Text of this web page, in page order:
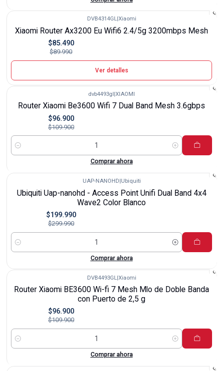
Agotado
DVB4314GL| Xiaomi
Xiaomi Router Ax3200 Eu Wifi6 2.4/5g 3200mbps Mesh
$85.490
$89.990
Ver detalles
dvb4493gl|XIAOMI
Router Xiaomi Be3600 Wifi 7 Dual Band Mesh 3.6gbps
$96.900
$109.900
Cantidad
Comprar ahora
UAP-NANOHD Ubiquiti
Ubiquiti Uap-nanohd - Access Point Unifi Dual Band 4x4
Wave2 Color Blanco
$199.990
$299.990
Cantidad
Comprar ahora
DVB4493GL |Xiaomi
Router Xiaomi BE3600 Wi-fi 7 Mesh Mlo de Doble Banda
con Puerto de 2,5 g
$96.900
$109.900
Cantidad
Comprar ahora